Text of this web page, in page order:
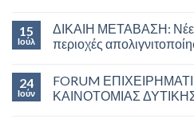
15
Ιούλ
ΔΙΚΑΙΗ ΜΕΤΑΒΑΣΗ: Νέες
περιοχές
24
Ιούν
FORUM
ΚΑΙΝΟΤΟΜΙΑΣ